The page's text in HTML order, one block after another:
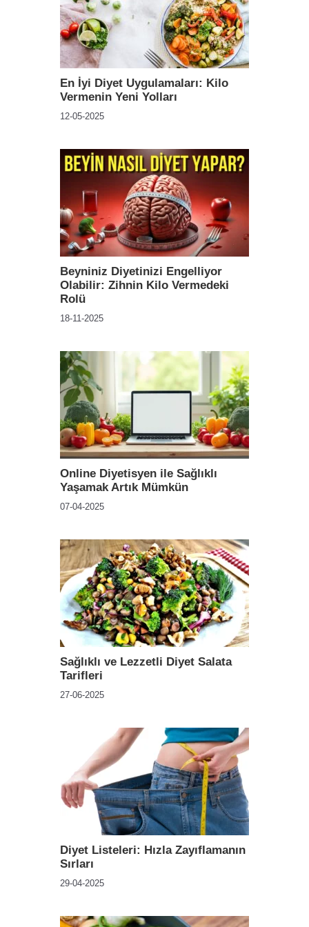
En İyi Diyet Uygulamaları: Kilo
Vermenin Yeni Yolları
12-05-2025
Beyniniz Diyetinizi Engelliyor
Olabilir: Zihnin Kilo Vermedeki
Rolü
18-11-2025
Online Diyetisyen ile Sağlıklı
Yaşamak Artık Mümkün
07-04-2025
Sağlıklı ve Lezzetli Diyet Salata
Tarifleri
27-06-2025
Diyet Listeleri: Hızla Zayıflamanın
Sırları
29-04-2025